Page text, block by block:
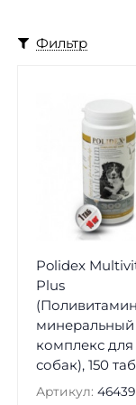
Фильтр
Polidex
Plus
минеральный
комплекс для
собак), 150
Артикул: 46439